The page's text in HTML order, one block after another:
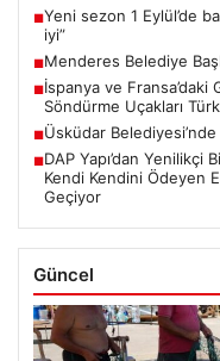
■Yeni sezon 1 Eylül’de
iyi”
■Menderes Belediye
■İspanya ve Fransa’daki
Söndürme Uçakları
■Üsküdar
■DAP Yapı’dan Yenilikçi
Kendi Kendini Ödeyen
Geçiyor
Güncel